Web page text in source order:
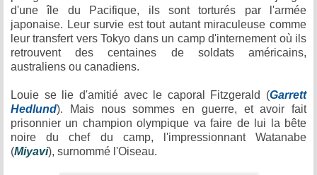
d'une île du Pacifique, ils sont torturés par l'armée
japonaise. Leur survie est tout autant miraculeuse comme
leur transfert vers Tokyo dans un camp d'internement où ils
retrouvent des centaines de soldats américains,
australiens ou canadiens.
Louie se lie d'amitié avec le caporal Fitzgerald (Garrett
Hedlund). Mais nous sommes en guerre, et avoir fait
prisonnier un champion olympique va faire de lui la bête
noire du chef du camp, l'impressionnant Watanabe
(Miyavi), surnommé l'Oiseau.